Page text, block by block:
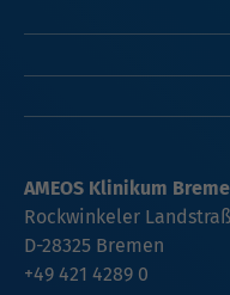
AMEOS Klinikum
Rockwinkeler
D-28325 Bremen
+49 421 4289 0